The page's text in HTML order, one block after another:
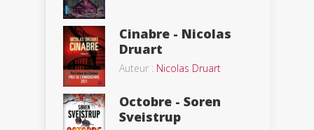
Cinabre - Nicolas
Druart
Auteur : Nicolas Druart
Octobre - Soren
Sveistrup